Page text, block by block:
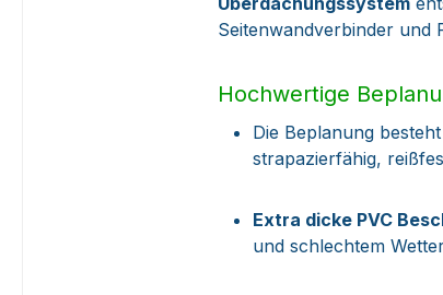
Seitenwandverbinder und
Hochwertige
Die Beplanung
strapazierfähig,
Extra dicke PVC
und schlechtem